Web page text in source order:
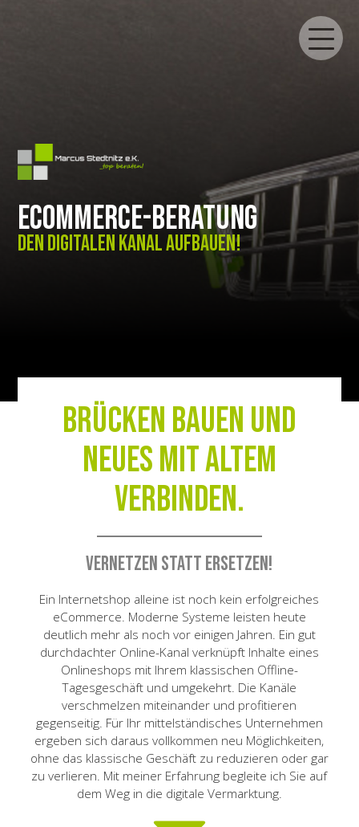
eCommerce-Beratung
Den digitalen Kanal aufbauen!
Brücken bauen und
neues mit altem
verbinden.
Vernetzen statt ersetzen!
Ein Internetshop alleine ist noch kein erfolgreiches
eCommerce. Moderne Systeme leisten heute
deutlich mehr als noch vor einigen Jahren. Ein gut
durchdachter Online-Kanal verknüpft Inhalte eines
Onlineshops mit Ihrem klassischen Offline-
Tagesgeschäft und umgekehrt. Die Kanäle
verschmelzen miteinander und profitieren
gegenseitig. Für Ihr mittelständisches Unternehmen
ergeben sich daraus vollkommen neu Möglichkeiten,
ohne das klassische Geschäft zu reduzieren oder gar
zu verlieren. Mit meiner Erfahrung begleite ich Sie auf
dem Weg in die digitale Vermarktung.